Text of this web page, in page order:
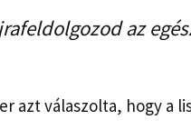
az
azt válaszolta, hogy a